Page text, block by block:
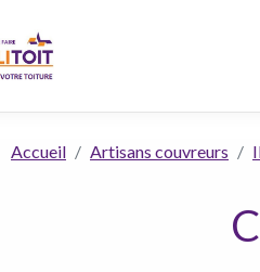
Accueil Artisans couvreurs